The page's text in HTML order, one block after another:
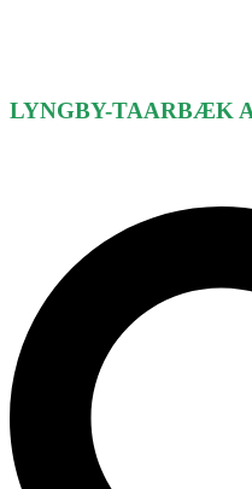
LYNGBY-TAARBÆK